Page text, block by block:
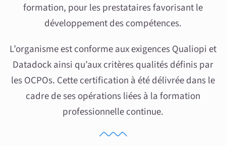
formation, pour les prestataires favorisant le
développement des compétences.
L’organisme est conforme aux exigences Qualiopi et
Datadock ainsi qu’aux critères qualités définis par
les OCPOs. Cette certification à été délivrée dans le
cadre de ses opérations liées à la formation
professionnelle continue.